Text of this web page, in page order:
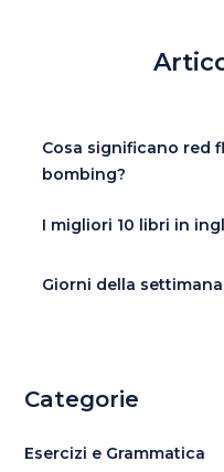
Cosa significano red
bombing?
I migliori 10 libri in
Giorni della
Categorie
Esercizi e Grammatica